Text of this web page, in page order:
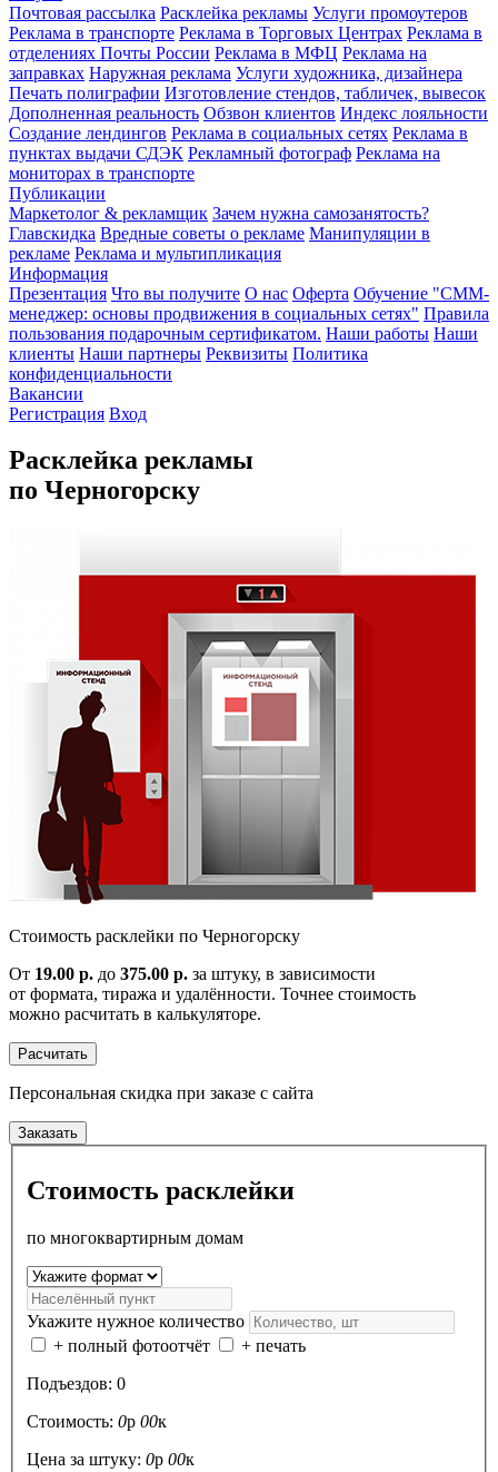
Почтовая рассылка Расклейка рекламы Услуги промоутеров
Реклама в транспорте Реклама в Торговых Центрах Реклама в
отделениях Почты России Реклама в МФЦ Реклама на
заправках Наружная реклама Услуги художника, дизайнера
Печать полиграфии Изготовление стендов, табличек, вывесок
Дополненная реальность Обзвон клиентов Индекс лояльности
Создание лендингов Реклама в социальных сетях Реклама в
пунктах выдачи СДЭК Рекламный фотограф Реклама на
мониторах в транспорте
Публикации
Маркетолог & рекламщик Зачем нужна самозанятость?
Главскидка Вредные советы о рекламе Манипуляции в
рекламе Реклама и мультипликация
Информация
Презентация Что вы получите О нас Оферта Обучение "СМM-
менеджер: основы продвижения в социальных сетях" Правила
пользования подарочным сертификатом. Наши работы Наши
клиенты Наши партнеры Реквизиты Политика
конфиденциальности
Вакансии
Регистрация Вход
Расклейка рекламы
по Черногорску
Cтоимость расклейки по Черногорску
От 19.00 р. до 375.00 р. за штуку, в зависимости
от формата, тиража и удалённости. Точнее стоимость
можно расчитать в калькуляторе.
Расчитать
Персональная скидка при заказе с сайта
Заказать
Стоимость расклейки
по многоквартирным домам
Укажите нужное количество
+ полный фотоотчёт
+ печать
Подъездов: 0
Стоимость: 0р 00к
Цена за штуку: 0р 00к